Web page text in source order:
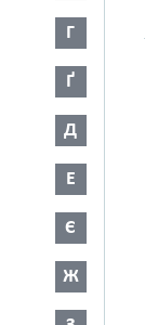
Г
Ґ
Д
Е
Є
Ж